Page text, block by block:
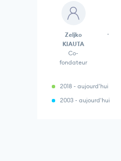
Zeljko
KIAUTA
Co-
fondateur
-
2018 - aujourd'hui
2003 - aujourd'hui